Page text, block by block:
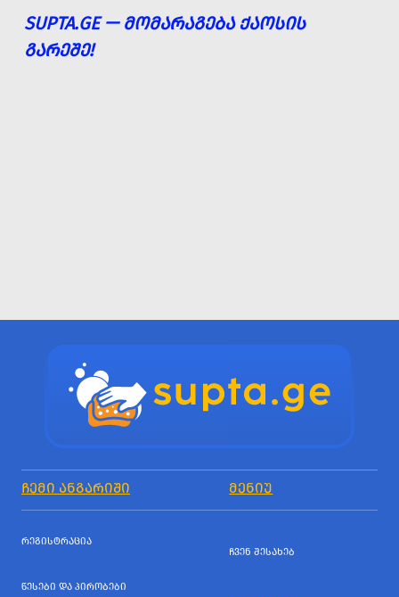
SUPTA.GE — ᲛᲝᲛᲐᲠᲐᲒᲔᲑᲐ ᲥᲐᲝᲡᲘᲡ
ᲒᲐᲠᲔᲨᲔ!
ᲩᲔᲛᲘ ᲐᲜᲒᲐᲠᲘᲨᲘ ᲛᲔᲜᲘᲣ
ᲠᲔᲒᲘᲡᲢᲠᲐᲪᲘᲐ
ᲬᲔᲡᲔᲑᲘ ᲓᲐ ᲞᲘᲠᲝᲑᲔᲑᲘ
ᲩᲕᲔᲜ ᲨᲔᲡᲐᲮᲔᲑ